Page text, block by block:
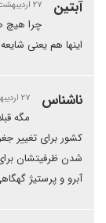
آبتین ۲۷ اردیبهشت ۱۴۰۳ | ۰۹:۴۱
چرا هیچ
اینها هم یعنی
ناشناس ۲۷ اردیبهشت ۱۴۰۳ | ۱۰:۴۸
مگه
کشور برای تغییر
شدن ظرفیتشان
آبرو و‌ پرستیژ